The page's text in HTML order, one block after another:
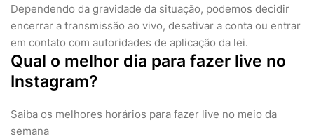
Dependendo da gravidade da situação, podemos decidir
encerrar a transmissão ao vivo, desativar a conta ou entrar
em contato com autoridades de aplicação da lei.
Qual o melhor dia para fazer live no
Instagram?
Saiba os melhores horários para fazer live no meio da
semana